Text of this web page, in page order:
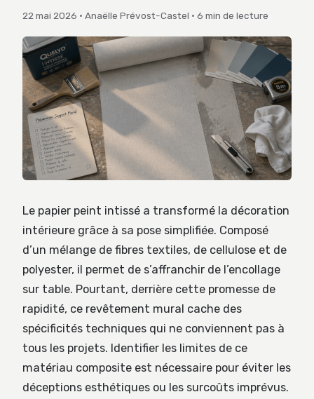
22 mai 2026 · Anaëlle Prévost-Castel · 6 min de lecture
Le papier peint intissé a transformé la décoration
intérieure grâce à sa pose simplifiée. Composé
d’un mélange de fibres textiles, de cellulose et de
polyester, il permet de s’affranchir de l’encollage
sur table. Pourtant, derrière cette promesse de
rapidité, ce revêtement mural cache des
spécificités techniques qui ne conviennent pas à
tous les projets. Identifier les limites de ce
matériau composite est nécessaire pour éviter les
déceptions esthétiques ou les surcoûts imprévus.